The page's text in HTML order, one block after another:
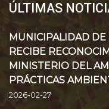
ÚLTIMAS
MUNICIPALIDAD DE
RECIBE
MINISTERIO DEL
PRÁCTICAS
2026-02-27